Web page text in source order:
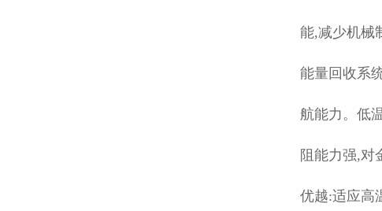
能,减少机械
能量回收系
航能力。低
阻能力强,对
优越:适应高